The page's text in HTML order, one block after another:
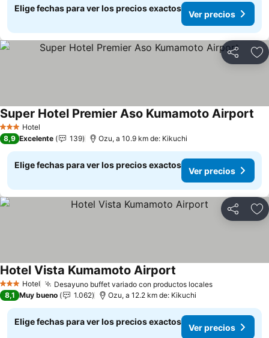
Elige fechas para ver los precios exactos
Ver precios
Compartir
3 Estrellas
Hotel
Super Hotel Premier Aso Kumamoto Airport
8,9 Excelente 139 Ozu, a 10.9 km de: Kikuchi
Elige fechas para ver los precios exactos
Ver precios
Compartir
3 Estrellas
Hotel Desayuno buffet variado con productos locales
Hotel Vista Kumamoto Airport
8,1 Muy bueno 1.062 Ozu, a 12.2 km de: Kikuchi
Elige fechas para ver los precios exactos
Ver precios